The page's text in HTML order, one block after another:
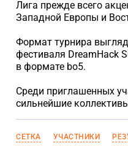
Лига прежде всего
Западной Европы и
Формат турнира
фестиваля DreamHack
в формате bo5.
Среди приглашенных
сильнейшие
СЕТКА УЧАСТНИКИ